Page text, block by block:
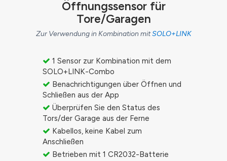
Öffnungssensor für
Tore/Garagen
Zur Verwendung in Kombination mitSOLO+LINK
1 Sensor zur Kombination mit dem
SOLO+LINK-Combo
Benachrichtigungen über Öffnen und
Schließen aus der App
Überprüfen Sie den Status des
Tors/der Garage aus der Ferne
Kabellos, keine Kabel zum
Anschließen
Betrieben mit 1 CR2032-Batterie